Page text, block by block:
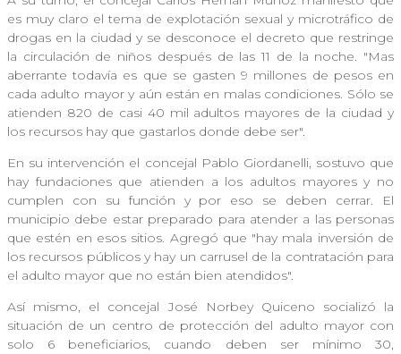
es muy claro el tema de explotación sexual y microtráfico de
drogas en la ciudad y se desconoce el decreto que restringe
la circulación de niños después de las 11 de la noche. "Mas
aberrante todavía es que se gasten 9 millones de pesos en
cada adulto mayor y aún están en malas condiciones. Sólo se
atienden 820 de casi 40 mil adultos mayores de la ciudad y
los recursos hay que gastarlos donde debe ser".
En su intervención el concejal Pablo Giordanelli, sostuvo que
hay fundaciones que atienden a los adultos mayores y no
cumplen con su función y por eso se deben cerrar. El
municipio debe estar preparado para atender a las personas
que estén en esos sitios. Agregó que "hay mala inversión de
los recursos públicos y hay un carrusel de la contratación para
el adulto mayor que no están bien atendidos".
Así mismo, el concejal José Norbey Quiceno socializó la
situación de un centro de protección del adulto mayor con
solo 6 beneficiarios, cuando deben ser mínimo 30,